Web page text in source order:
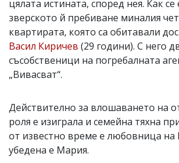
цялата истината, според нея. Как се
зверското й пребиване миналия
квартирата, която са обитавали
Васил Киричев (29 години). С него
съсобственици на погребалната
„Вивасват“.
Действително за влошаването на
роля е изиграла и семейна тяхна
от известно време е любовница на
убедена е Мария.